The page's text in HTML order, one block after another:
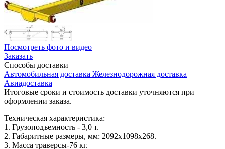
Посмотреть фото и видео
Заказать
Способы доставки
Автомобильная доставка Железнодорожная доставка
Авиадоставка
Итоговые сроки и стоимость доставки уточняются при
оформлении заказа.
Техническая характеристика:
1. Грузоподъемность - 3,0 т.
2. Габаритные размеры, мм: 2092х1098х268.
3. Масса траверсы-76 кг.